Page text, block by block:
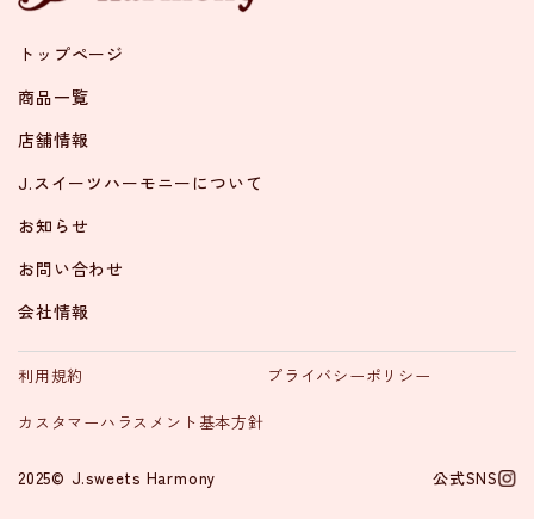
トップページ
商品一覧
店舗情報
J.スイーツハーモニーについて
お知らせ
お問い合わせ
会社情報
利用規約 プライバシーポリシー
カスタマーハラスメント基本方針
2025© J.sweets Harmony 公式SNS